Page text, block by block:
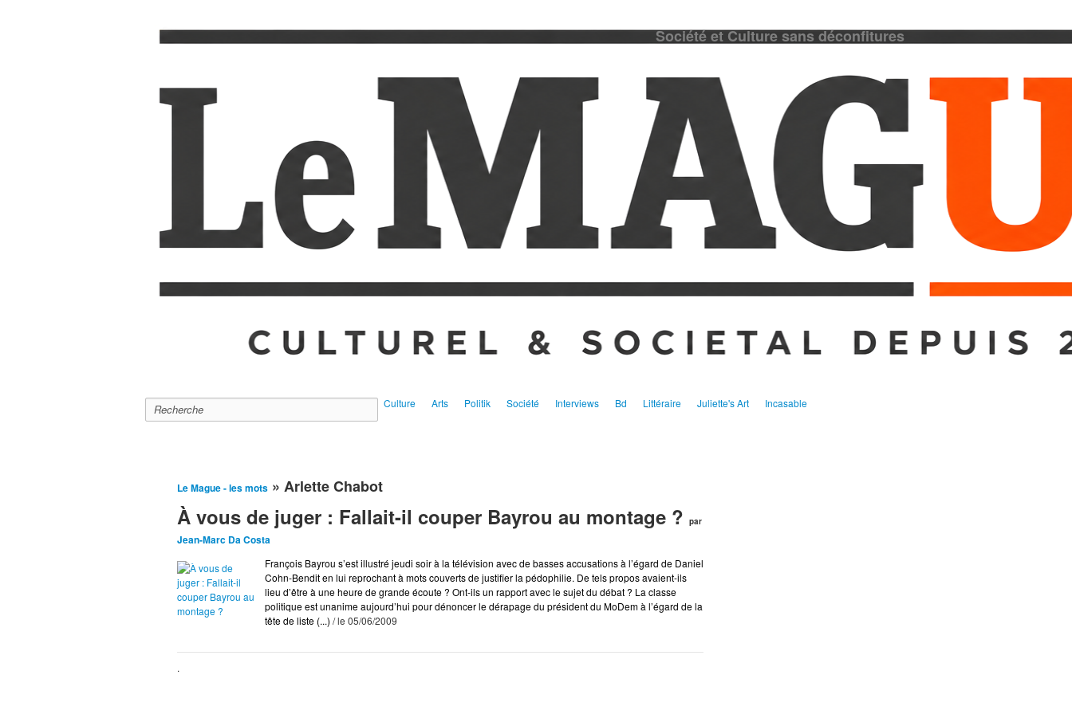
Société et Culture sans déconfitures
Le mague A la Une Editorial Culture Arts Politik Société Interviews Bd Littéraire Juliette's Art Incasable
Le Mague - les mots » Arlette Chabot
À vous de juger : Fallait-il couper Bayrou au montage ? par
Jean-Marc Da Costa
François Bayrou s’est illustré jeudi soir à la télévision avec de basses accusations à l’égard de Daniel
Cohn-Bendit en lui reprochant à mots couverts de justifier la pédophilie. De tels propos avaient-ils
lieu d’être à une heure de grande écoute ? Ont-ils un rapport avec le sujet du débat ? La classe
politique est unanime aujourd’hui pour dénoncer le dérapage du président du MoDem à l’égard de la
tête de liste (...) / le 05/06/2009
.